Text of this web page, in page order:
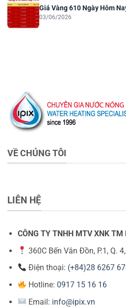
Giá Vàng 610 Ngày Hôm
03/06/2026
VỀ CHÚNG TÔI
LIÊN HỆ
CÔNG TY TNHH MTV XNK TM
360C Bến Vân Đồn, P.1, Q.
Điện thoại: (+84)28 6267
Hotline: 0917 15 16 16
Email: info@ipix.vn